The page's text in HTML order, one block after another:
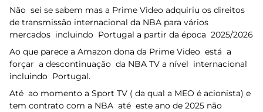
Não sei se sabem mas a Prime Video adquiriu os direitos
de transmissão internacional da NBA para vários
mercados incluindo Portugal a partir da época 2025/2026
Ao que parece a Amazon dona da Prime Video está a
forçar a descontinuação da NBA TV a nível internacional
incluindo Portugal.
Até ao momento a Sport TV ( da qual a MEO é acionista) e
tem contrato com a NBA até este ano de 2025 não